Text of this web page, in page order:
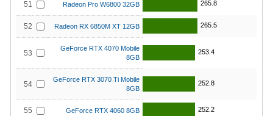
51 Radeon Pro W6800 32GB 265.8
52 Radeon RX 6850M XT 12GB 265.5
53
GeForce RTX 4070 Mobile
8GB
253.4
54
GeForce RTX 3070 Ti Mobile
8GB
252.8
55 GeForce RTX 4060 8GB 252.2